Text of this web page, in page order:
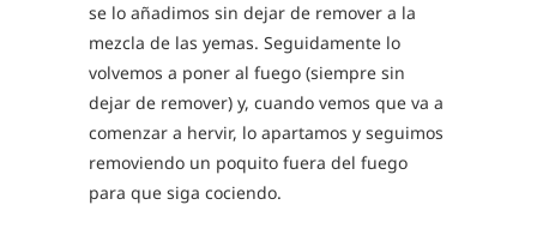
se lo añadimos sin dejar de remover a la
mezcla de las yemas. Seguidamente lo
volvemos a poner al fuego (siempre sin
dejar de remover) y, cuando vemos que va a
comenzar a hervir, lo apartamos y seguimos
removiendo un poquito fuera del fuego
para que siga cociendo.